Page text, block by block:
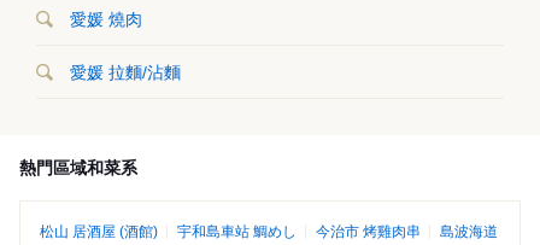
愛媛 燒肉
愛媛 拉麵/沾麵
熱門區域和菜系
松山 居酒屋 (酒館) 宇和島車站 鯛めし 今治市 烤雞肉串 島波海道